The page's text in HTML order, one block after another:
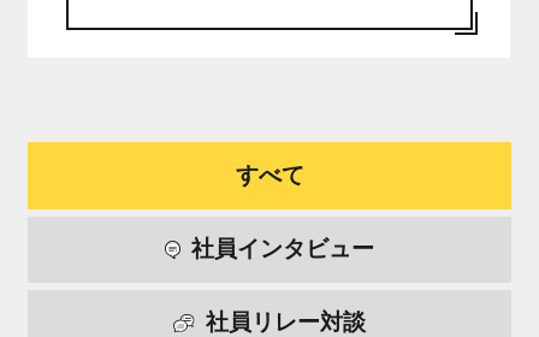
すべて
社員インタビュー
社員リレー対談